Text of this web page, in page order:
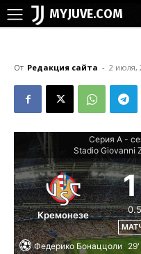
MYJUVE.COM
От Редакция сайта - 2 июля,
Серия А -
Stadio Giovanni
Кремонезе
1
Федерико Бонаццоли 29'